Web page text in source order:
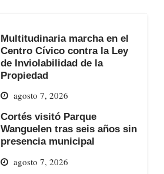
Multitudinaria marcha en el
Centro Cívico contra la Ley
de Inviolabilidad de la
Propiedad
agosto 7, 2026
Cortés visitó Parque
Wanguelen tras seis años sin
presencia municipal
agosto 7, 2026